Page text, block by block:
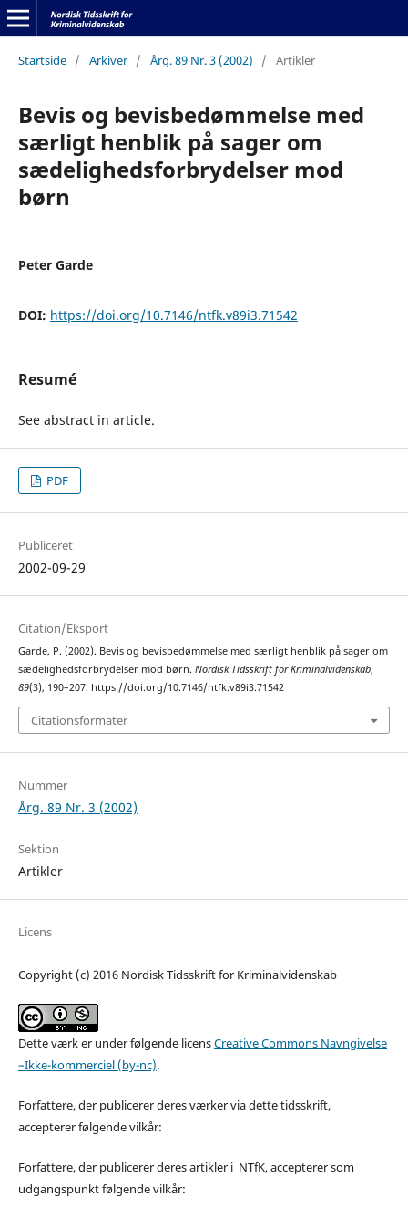
Startside / Arkiver / Årg. 89 Nr. 3 (2002) / Artikler
Bevis og bevisbedømmelse med
særligt henblik på sager om
sædelighedsforbrydelser mod
børn
Peter Garde
DOI: https://doi.org/10.7146/ntfk.v89i3.71542
Resumé
See abstract in article.
PDF
Publiceret
2002-09-29
Citation/Eksport
Garde, P. (2002). Bevis og bevisbedømmelse med særligt henblik på sager om
sædelighedsforbrydelser mod børn. Nordisk Tidsskrift for Kriminalvidenskab,
89(3), 190–207. https://doi.org/10.7146/ntfk.v89i3.71542
Citationsformater
Nummer
Årg. 89 Nr. 3 (2002)
Sektion
Artikler
Licens
Copyright (c) 2016 Nordisk Tidsskrift for Kriminalvidenskab
Dette værk er under følgende licensCreative Commons Navngivelse
–Ikke-kommerciel (by-nc).
Forfattere, der publicerer deres værker via dette tidsskrift,
accepterer følgende vilkår:
Forfattere, der publicerer deres artikler i NTfK, accepterer som
udgangspunkt følgende vilkår: